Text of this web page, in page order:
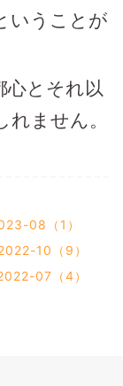
いうことが
心とそれ以
ません。
08（1）
10（9）
07（4）